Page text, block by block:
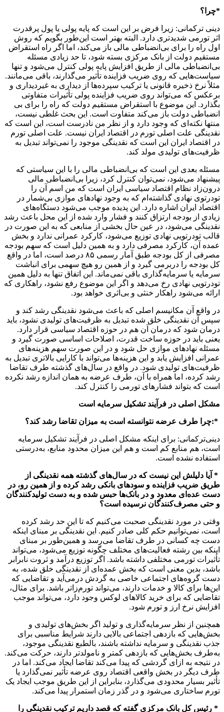
*چرا؟
دینی ترکمانی: زیرا فرض بر این است که پایه پولی یا پول پرقدرت
اثر تورمی شدیدتری دارد. البته بهتر است این‌طور بگویم که روش
اول راه را برای بی‌انضباطی مالی باز می‌کند، اما اگر راه استقراض
مستقیم دولت از بانک مرکزی بسته شود، تا حد زیادی مسئله
بی‌انضباطی مالی از طریق افزایش پایه پولی کنترل می‌­شود و تنها
سیاست‌هایی که روی ضریب فزاینده تأثیر می‌گذارند، باقی می‌­مانند.
مثلاً نرخ ذخیره قانونی یا ترکیب سپرده‌ها از دیداری به غیردیداری و
برعکس که می‌تواند روی ضریب فزاینده پولی تأثیرات متفاوتی
بگذارد. این موضوع با استقراض مستقیم دولت که راه را برای بی­‌
انضباطی دولت باز می‌­کند متفاوت است. این بحث غلطی نیست،
منتها نکته‌ای که وجود دارد و از نظر من نادرست است، این است که
نقدینگی علت اصلی تورم در اقتصاد ایران نیست. علت اصلی تورم
در اقتصاد ایران این است که نقدینگی موجود را نمی‌تواند تبدیل به
ظرفیت‌های تولیدی مولد کند.
مسئله بعدی این است که بی‌انضباطی مالی را با این سیاستی که
پیشنهاد می‌شود، نمی‌توان کنترل کرد، زیرا بی‌انضباطی مالی
درون‌زاد نظام اقتصاد سیاسی ایران است که من اسم آن را
تودرتوی نهادی گذاشته‌ام که به وجود نهادهای موازی بی‌شمار در
اقتصاد ایران اشاره دارد. این پدیده موجب می‌شود دستگاه‌های
زیادی از بودجه ارتزاق کنند و فشار وارد شده از این محل باعث رشد
نقدینگی می‌شود، در عین حال بخشی از منابعی که به این صورت در
قالب تودرتویی نهادی توزیع می‌شود، کارکرد عمرانی ندارد و بخش
عمده آن، کارکرد مصرفی دارد و به همین دلیل است که سهم بودجه
مصرفی از کل بودجه طبق آمار رسمی ۸۵ درصد است، اما در واقع
کل بودجه را دربرمی گیرد و از همین رو هیچ سهمی برای انباشت
سرمایه یا سرمایه‌گذاری باقی نمی‌ماند. این اتفاق تنها به دلیل همین
تودرتویی نهادی رخ می‌دهد و اگر این موضوع رفع نشود، راهکاری که
ارائه می‌شود راهکار خنثی و بی‌اثری خواهد بود.
در واقع آن مکانیسم اصلی که باعث می‌شود نقدینگی رشد کند و
سپس آن نقدینگی خلق شده تبدیل به ظرفیت‌های تولیدی نشود، باید
درمان شود که درمان آن هم در حوزه اقتصاد سیاسی قرار دارد.
یعنی باید در حوزه ساخت قدرت، اصلاحات اساسی صورت گیرد و
مسئله نهادهای موازی حل شود و در این صورت سهم هزینه‌های
عمرانی افزایش یابد و این هزینه‌ها می‌تواند با کارایی بالاتری تبدیل به
ظرفیت‌های تولیدی شود. در واقع در سال‌های گذشته طرف تقاضا
رشد کرده، اما همراه با آن، طرف عرضه به همان اندازه رشد نکرده
است که بتواند فشارهای تورمی را کنترل کند.
مشکل اصلی در فرآیند تشکیل سرمایه است
*:چرا طرف عرضه نتوانسته است به میزان تقاضا رشد کند؟
دینی‌ترکمانی: برای اینکه مشکل اصلی در فرآیند تشکیل سرمایه
است، هم منابع کم است و هم این میزان محدود منابع، به‌درستی
استفاده نشده است.
* آیا دلیلش این نیست که در سال‌های گذشته همه نقدینگی از
طریق ضریب فزاینده و سودهای بانکی رشد کرده و از همین رو، در
دست عده‌ای معدود و در بانک‌ها حبس شده و به دست تولیدکنندگان
و حتی مصرف‌کنندگان نرسیده است؟
وقتی در مورد نقدینگی صحبت می‌کنیم که تا این حد رشد کرده
است، نمی‌توانیم حکم کلی صادر کنیم. این نقدینگی بر مبنای اینکه
دست چه کسانی در طرف تقاضا می‌رسد و همین‌طور بر مبنای
اینکه بین رشته فعالیت‌های مختلف چگونه توزیع می‌شود، می‌تواند
تأثیرات تورمی مختلفی داشته باشد. اگر توزیع درآمد و ثروت نابرابر
باشد، بدین معنی است که بخش عمده‌ای از نقدینگی‌ خلق شده، به
دست گروه‌های اجتماعی خاصی به گردش درمی‌آید و تقاضایی که
این‌ها برای کالا و خدمات دارند، می‌تواند تورم‌زاتر باشد. برای مثال،
تقاضایی که برای خرید کالاهای لوکس وجود دارد، می‌تواند موجب
افزایش نرخ ارز و تورم شود.
همچنین از نظر سرمایه‌گذاری و تولید اگر بخش‌های تولیدی و
بخش‌هایی که بازدهی اجتماعی بالایی دارند شرایط مناسبی برای
جذب نقدینگی و سرمایه نداشته باشند، بالطبع نقدینگی موجود،
به‌طرف بخش‌هایی که بازدهی کمتر و نامولدتر دارند، حرکت می‌کند.
در نتیجه به ازای گردشی که پیدا می‌کند تقاضا ایجاد می‌کند. اما در
طرف دیگر در بخش واقعی اقتصاد روی عرضه تأثیر نمی‌گذارد یا
تأثیر بسیار محدودی می‌گذارد، بنابراین از این طریق موجب ایجاد یک
تورم ساختاری می‌شود و در گذر زمان استمرار پیدا می‌کند.
* رئیس کل بانک مرکزی گفته که قصد داریم ترکیب نقدینگی را